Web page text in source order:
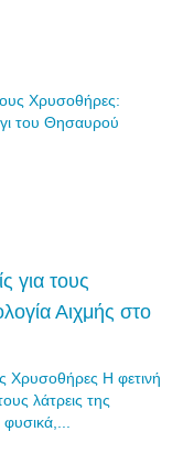
για τους
Αιχμής στο
Χρυσοθήρες Η φετινή
λάτρεις της